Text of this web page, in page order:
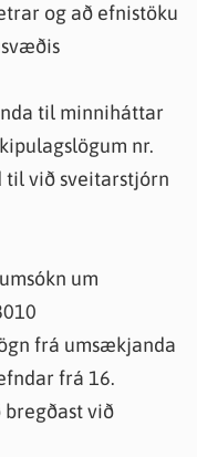
og að efnistöku
til minniháttar
nr.
til við sveitarstjórn
um
frá umsækjanda
frá 16.
bregðast við